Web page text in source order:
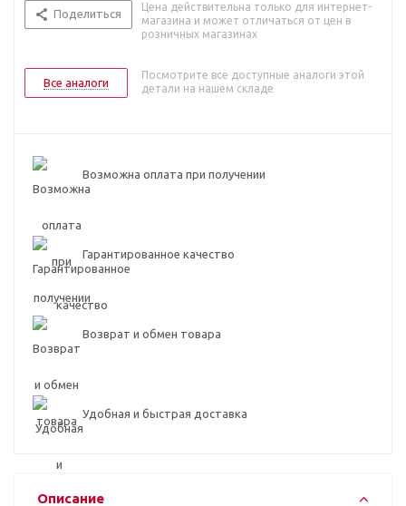
Поделиться
Цена действительна только для интернет-
магазина и может отличаться от цен в
розничных магазинах
Все аналоги
Посмотрите все доступные аналоги этой
детали на нашем складе
Возможна оплата при получении
Гарантированное качество
Возврат и обмен товара
Удобная и быстрая доставка
Описание